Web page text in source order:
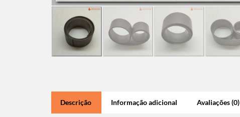
Descrição Informação adicional Avaliações (0)